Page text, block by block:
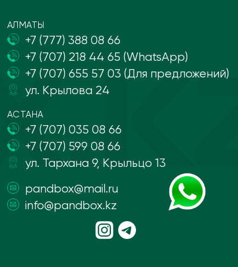
АЛМАТЫ
+7 (777) 388 08 66
+7 (707) 218 44 65 (WhatsApp)
+7 (707) 655 57 03 (Для предложений)
ул. Крылова 24
АСТАНА
+7 (707) 035 08 66
+7 (707) 599 08 66
ул. Тархана 9, Крыльцо 13
pandbox@mail.ru
info@pandbox.kz